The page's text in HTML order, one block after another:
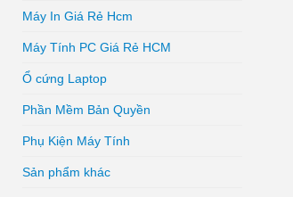
Máy In Giá Rẻ Hcm
Máy Tính PC Giá Rẻ HCM
Ổ cứng Laptop
Phần Mềm Bản Quyền
Phụ Kiện Máy Tính
Sản phẩm khác